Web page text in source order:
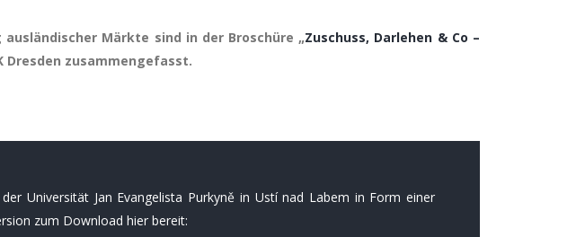
Märkte sind in der Broschüre „Zuschuss, Darlehen & Co –
Dresden zusammengefasst.
Universität Jan Evangelista Purkyně in Ustí nad Labem in Form einer
zum Download hier bereit: